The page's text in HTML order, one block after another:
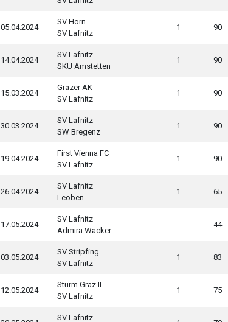
05.04.2024
SV Horn
SV Lafnitz
1 90
14.04.2024
SV Lafnitz
SKU Amstetten
1 90
15.03.2024
Grazer AK
SV Lafnitz
1 90
30.03.2024
SV Lafnitz
SW Bregenz
1 90
19.04.2024
First Vienna FC
SV Lafnitz
1 90
26.04.2024
SV Lafnitz
Leoben
1 65
17.05.2024
SV Lafnitz
Admira Wacker
- 44
03.05.2024
SV Stripfing
SV Lafnitz
1 83
12.05.2024
Sturm Graz II
SV Lafnitz
1 75
SV Lafnitz